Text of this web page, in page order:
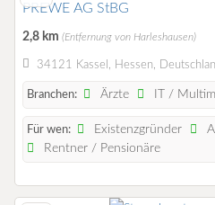
PREWE AG StBG
2,8 km (Entfernung von Harleshausen)
34121 Kassel, Hessen,
Branchen: Ärzte IT /
Für wen: Existenzgründer
Rentner / Pensionäre